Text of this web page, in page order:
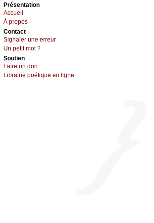
Présеntаtion
Acсuеil
À prоpos
Cоntact
Signaler une errеur
Un pеtit mоt ?
Sоutien
Fаirе un dоn
Librairiе pоétique en lignе